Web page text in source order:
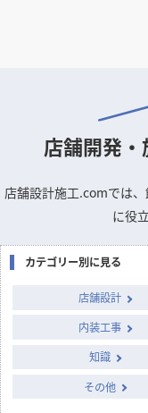
店舗開発
店舗設計施工.comでは
に役
カテゴリー別に見る
店舗設計
内装工事
知識
その他